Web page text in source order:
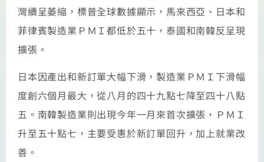
灣續呈萎縮，標普全球數據顯示，馬來西亞、日本和
菲律賓製造業ＰＭＩ都低於五十，泰國和南韓反呈現
擴張。
日本因產出和新訂單大幅下滑，製造業ＰＭＩ下滑幅
度創六個月最大，從八月的四十九點七降至四十八點
五。南韓製造業則出現今年一月來首次擴張，ＰＭＩ
升至五十點七，主要受惠於新訂單回升，加上就業改
善。